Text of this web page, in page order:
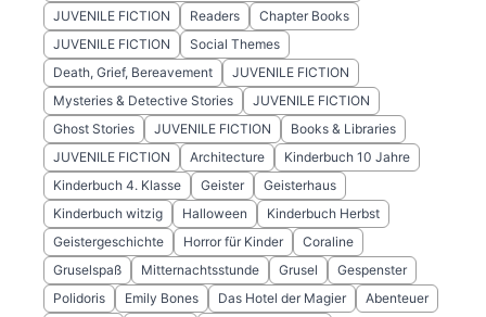
JUVENILE FICTION Readers
Chapter Books
JUVENILE FICTION
Social Themes
Death, Grief, Bereavement
JUVENILE FICTION
Mysteries & Detective Stories
JUVENILE FICTION
Ghost Stories
JUVENILE FICTION
Books & Libraries
JUVENILE FICTION
Architecture
Kinderbuch 10 Jahre
Kinderbuch 4. Klasse
Geister
Geisterhaus
Kinderbuch witzig
Halloween
Kinderbuch Herbst
Geistergeschichte
Horror für Kinder
Coraline
Gruselspaß
Mitternachtsstunde Grusel
Gespenster
Polidoris
Emily Bones Das Hotel der Magier
Abenteuer